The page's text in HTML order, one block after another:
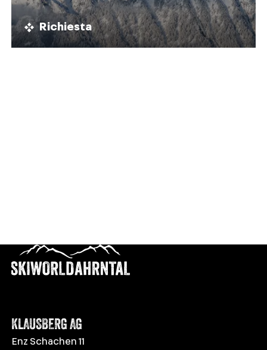
Richiesta
KLAUSBERG AG
Enz Schachen 11